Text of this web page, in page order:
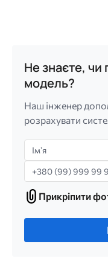
Не знаєте, чи
модель?
Наш інженер
розрахувати
Імʼя
Телефон
Прикріпити
фото
Прикріпити
Лише